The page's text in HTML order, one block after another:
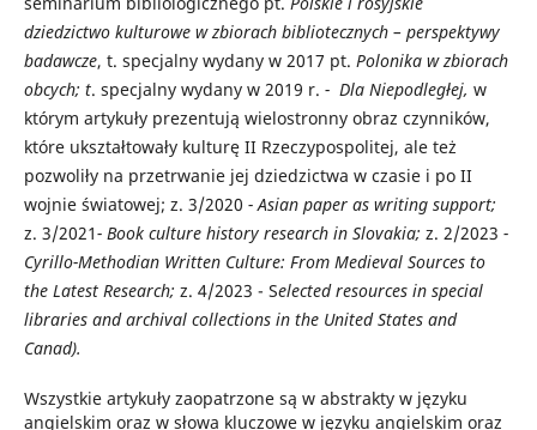
dziedzictwo kulturowe w zbiorach bibliotecznych – perspektywy
badawcze, t. specjalny wydany w 2017 pt. Polonika w zbiorach
obcych; t. specjalny wydany w 2019 r. - Dla Niepodległej, w
którym artykuły prezentują wielostronny obraz czynników,
które ukształtowały kulturę II Rzeczypospolitej, ale też
pozwoliły na przetrwanie jej dziedzictwa w czasie i po II
wojnie światowej; z. 3/2020 - Asian paper as writing support;
z. 3/2021- Book culture history research in Slovakia; z. 2/2023 -
Cyrillo-Methodian Written Culture: From Medieval Sources to
the Latest Research; z. 4/2023 - Selected resources in special
libraries and archival collections in the United States and
Canad).
Wszystkie artykuły zaopatrzone są w abstrakty w języku
angielskim oraz w słowa kluczowe w języku angielskim oraz